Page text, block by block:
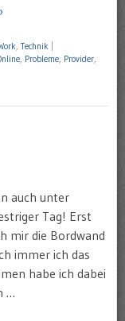
, Technik
, Probleme, Provider,
auch unter
Tag! Erst
mir die Bordwand
immer ich das
habe ich dabei
…